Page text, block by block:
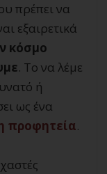
πρέπει να
εξαιρετικά
κόσμο
. Το να λέμε
ή
ως ένα
προφητεία.